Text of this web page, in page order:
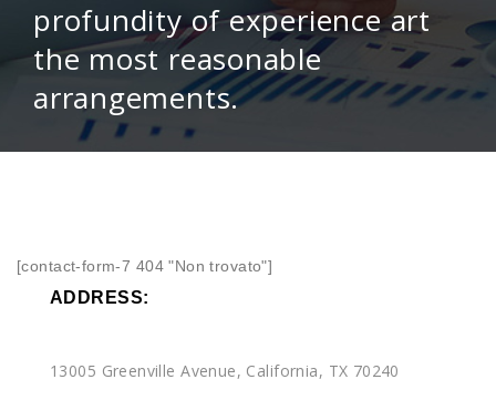
profundity of experience art
the most reasonable
arrangements.
[contact-form-7 404 "Non trovato"]
ADDRESS:
13005 Greenville Avenue, California, TX 70240